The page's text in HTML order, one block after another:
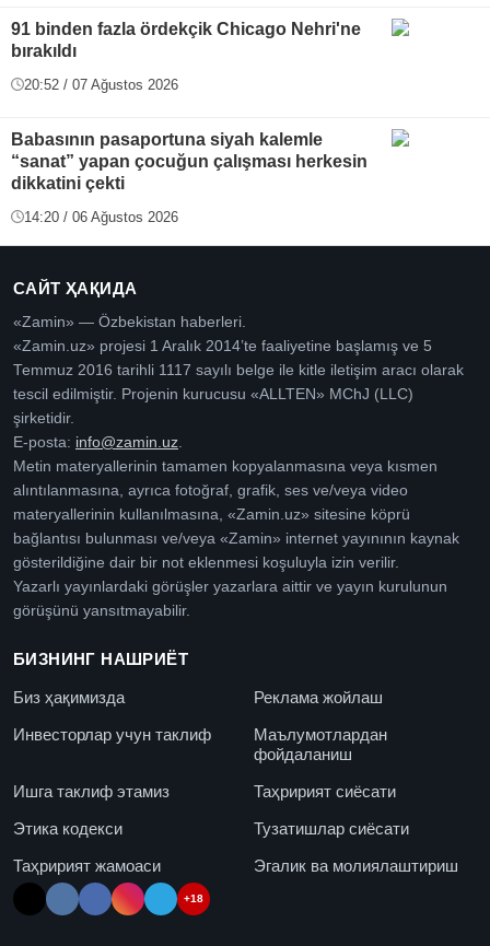
91 binden fazla ördekçik Chicago Nehri'ne
bırakıldı
20:52 / 07 Ağustos 2026
Babasının pasaportuna siyah kalemle
“sanat” yapan çocuğun çalışması herkesin
dikkatini çekti
14:20 / 06 Ağustos 2026
САЙТ ҲАҚИДА
«Zamin» — Özbekistan haberleri.
«Zamin.uz» projesi 1 Aralık 2014’te faaliyetine başlamış ve 5
Temmuz 2016 tarihli 1117 sayılı belge ile kitle iletişim aracı olarak
tescil edilmiştir. Projenin kurucusu «ALLTEN» MChJ (LLC)
şirketidir.
E-posta: info@zamin.uz
Metin materyallerinin tamamen kopyalanmasına veya kısmen
alıntılanmasına, ayrıca fotoğraf, grafik, ses ve/veya video
materyallerinin kullanılmasına, «Zamin.uz» sitesine köprü
bağlantısı bulunması ve/veya «Zamin» internet yayınının kaynak
gösterildiğine dair bir not eklenmesi koşuluyla izin verilir.
Yazarlı yayınlardaki görüşler yazarlara aittir ve yayın kurulunun
görüşünü yansıtmayabilir.
БИЗНИНГ НАШРИЁТ
Биз ҳақимизда
Реклама жойлаш
Инвесторлар учун таклиф
Маълумотлардан
фойдаланиш
Ишга таклиф этамиз
Таҳририят сиёсати
Этика кодекси
Тузатишлар сиёсати
Таҳририят жамоаси
Эгалик ва молиялаштириш
+18